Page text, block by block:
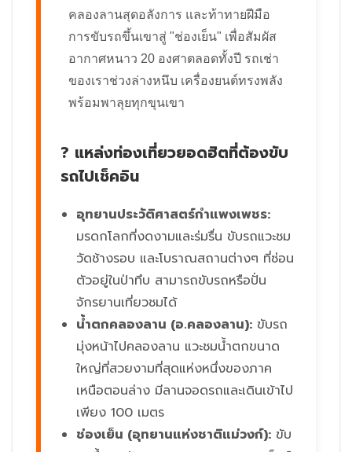
คลองลานสุดอลังการ และท้าทายฝีมือ
การขับรถขึ้นเขาสู่ "ช่องเย็น" เพื่อสัมผัส
อากาศหนาว 20 องศาตลอดทั้งปี รถเช่า
ของเราช่วงล่างหนึบ เครื่องยนต์ทรงพลัง
พร้อมพาลุยทุกขุนเขา
? แหล่งท่องเที่ยวยอดฮิตที่ต้องขับ
รถไปเช็คอิน
อุทยานประวัติศาสตร์กำแพงเพชร:
มรดกโลกที่งดงามและร่มรื่น ขับรถแวะชม
วัดช้างรอบ และโบราณสถานต่างๆ ที่ซ่อน
ตัวอยู่ในป่าทึบ สามารถขับรถหรือปั่น
จักรยานเที่ยวชมได้
น้ำตกคลองลาน (อ.คลองลาน): ขับรถ
มุ่งหน้าไปคลองลาน แวะชมน้ำตกขนาด
ใหญ่ที่สวยงามที่สุดแห่งหนึ่งของภาค
เหนือตอนล่าง มีลานจอดรถและเดินเข้าไป
เพียง 100 เมตร
ช่องเย็น (อุทยานแห่งชาติแม่วงก์): ขับ